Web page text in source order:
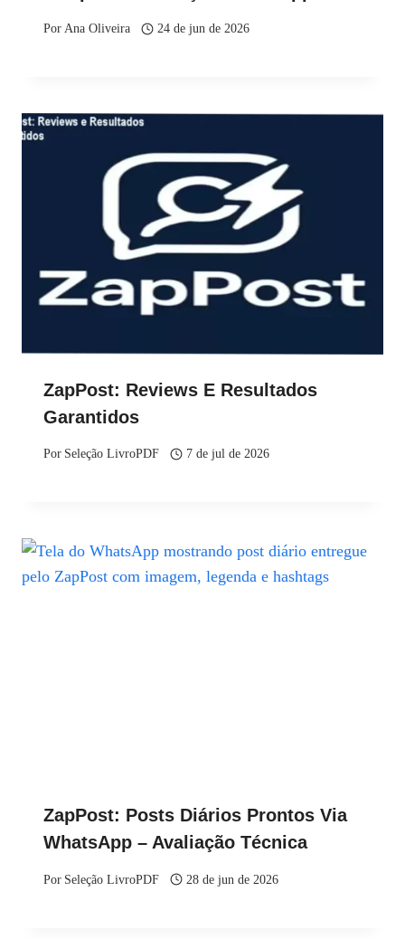
PorAna Oliveira 24 de jun de 2026
ZapPost: Reviews E Resultados
Garantidos
Por Seleção LivroPDF 7 de jul de 2026
ZapPost: Posts Diários Prontos Via
WhatsApp – Avaliação Técnica
Por Seleção LivroPDF 28 de jun de 2026